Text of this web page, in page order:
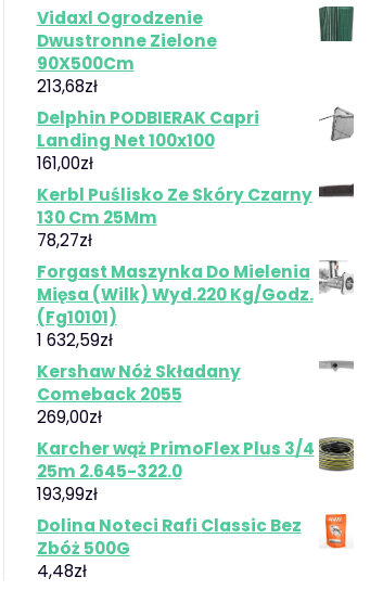
Vidaxl Ogrodzenie
Dwustronne Zielone
90X500Cm
213,68zł
Delphin PODBIERAK Capri
Landing Net 100x100
161,00zł
Kerbl Puślisko Ze Skóry Czarny
130 Cm 25Mm
78,27zł
Forgast Maszynka Do Mielenia
Mięsa (Wilk) Wyd.220 Kg/Godz.
(Fg10101)
1 632,59zł
Kershaw Nóż Składany
Comeback 2055
269,00zł
Karcher wąż PrimoFlex Plus 3/4
25m 2.645-322.0
193,99zł
Dolina Noteci Rafi Classic Bez
Zbóż 500G
4,48zł